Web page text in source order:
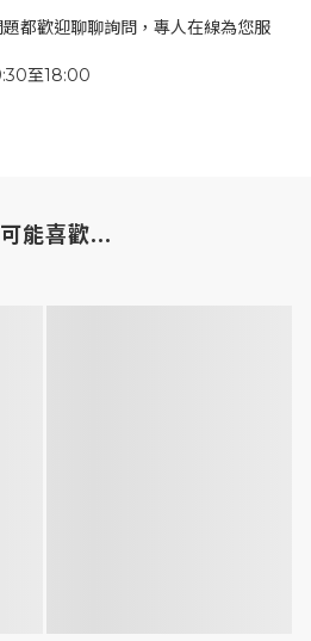
都歡迎聊聊詢問，專人在線為您服
至18:00
能喜歡...